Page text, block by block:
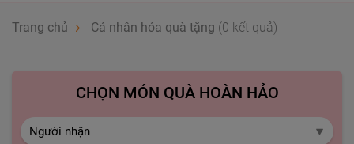
Trang chủ Cá nhân hóa quà tặng (0 kết quả)
CHỌN MÓN QUÀ HOÀN HẢO